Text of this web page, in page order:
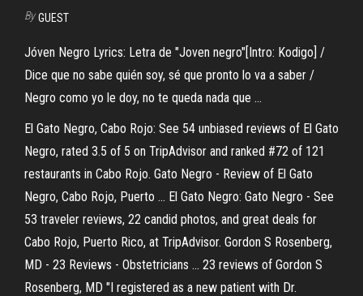
By GUEST
Jóven Negro Lyrics: Letra de "Joven negro"[Intro: Kodigo] /
Dice que no sabe quién soy, sé que pronto lo va a saber /
Negro como yo le doy, no te queda nada que ...
El Gato Negro, Cabo Rojo: See 54 unbiased reviews of El Gato
Negro, rated 3.5 of 5 on TripAdvisor and ranked #72 of 121
restaurants in Cabo Rojo. Gato Negro - Review of El Gato
Negro, Cabo Rojo, Puerto ... El Gato Negro: Gato Negro - See
53 traveler reviews, 22 candid photos, and great deals for
Cabo Rojo, Puerto Rico, at TripAdvisor. Gordon S Rosenberg,
MD - 23 Reviews - Obstetricians ... 23 reviews of Gordon S
Rosenberg, MD "I registered as a new patient with Dr.